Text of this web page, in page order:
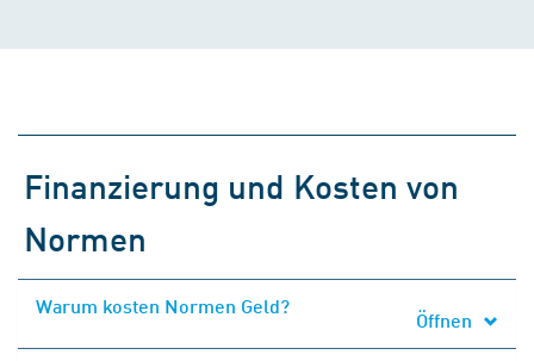
Finanzierung und Kosten von
Normen
Warum kosten Normen Geld?
Öffnen